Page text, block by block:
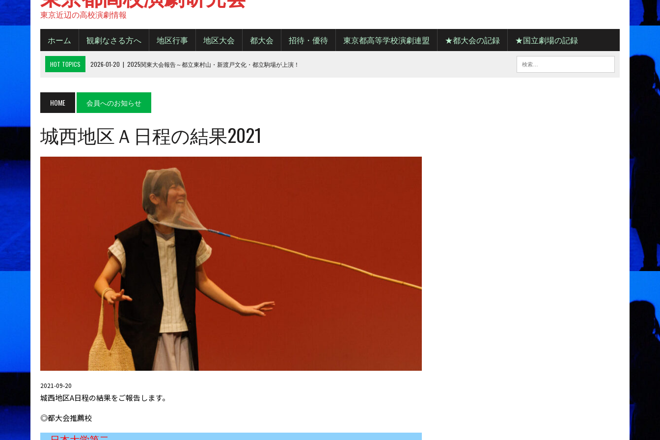
東京近辺の高校演劇情報
ホーム 観劇なさる方へ 地区行事 地区大会 都大会 招待・優待 東京都高等学校演劇連盟 ★都大会の記録 ★国立劇場の記録
HOT TOPICS 2026-01-20 | 2025関東大会報告～都立東村山・新渡戸文化・都立駒場が上演！
2025-10-14 | 2025年 都大会の観劇について
2026-06-15
令和８年度城東地区新人デビューフェスティバル
HOME 会員へのお知らせ
城西地区Ａ日程の結果2021
2021-09-20
城西地区A日程の結果をご報告します。
◎都大会推薦校